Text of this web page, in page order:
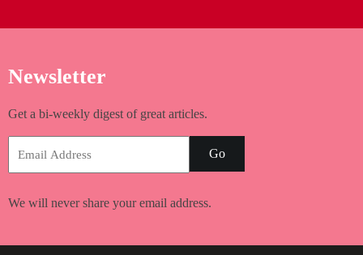
Newsletter
Get a bi-weekly digest of great articles.
Go
We will never share your email address.